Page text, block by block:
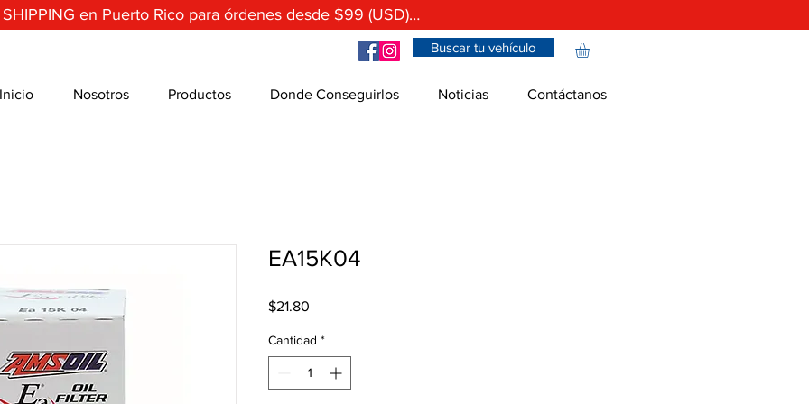
SHIPPING en Puerto Rico para órdenes desde $99 (USD)…
Buscar tu vehículo
Inicio Nosotros Productos Donde Conseguirlos Noticias Contáctanos
EA15K04
$21.80
Cantidad *